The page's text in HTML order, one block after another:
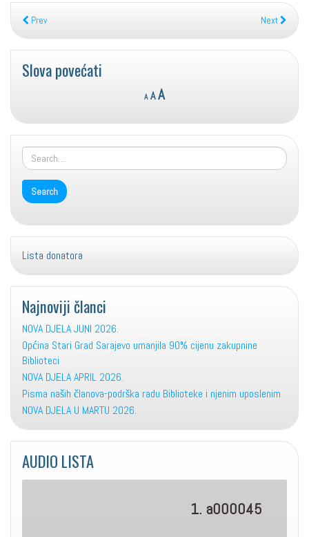
Prev Next
Slova povećati
A
Decrease
font
A Reset
size.
AIncrease
size.
Lista donatora
Najnoviji članci
NOVA DJELA JUNI 2026.
Općina Stari Grad Sarajevo umanjila 90% cijenu zakupnine
Biblioteci
NOVA DJELA APRIL 2026.
Pisma naših članova-podrška radu Biblioteke i njenim uposlenim
NOVA DJELA U MARTU 2026.
AUDIO LISTA
1. a000045